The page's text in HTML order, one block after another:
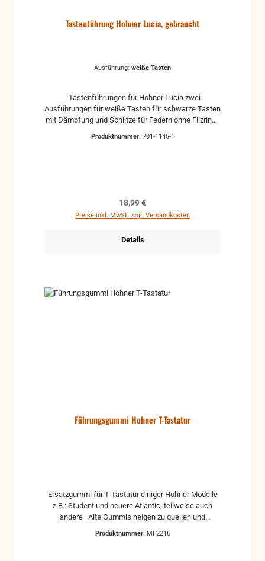
Tastenführung Hohner Lucia, gebraucht
Ausführung: weiße Tasten
Ausführungen für weiße Tasten für schwarze Tasten
mit Dämpfung und Schlitze für Federn ohne Filzringe
Produktnummer: 701-1145-1
Regulärer Preis:
18,99 €
Preise inkl. MwSt. zzgl. Versandkosten
Details
Führungsgummi Hohner T-Tastatur
Ersatzgummi für T-Tastatur einiger Hohner Modelle
z.B.: Student und neuere Atlantic, teilweise auch
andere Alte Gummis neigen zu quellen und
Produktnummer: MF2216